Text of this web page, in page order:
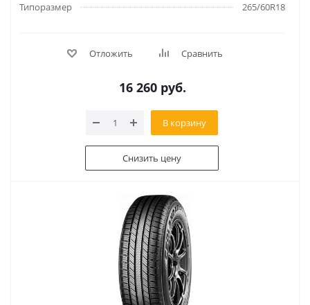
Типоразмер
265/60R18
Отложить Сравнить
16 260 руб.
В корзину
Снизить цену